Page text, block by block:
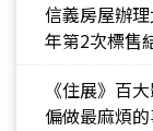
信義房屋辦
年第2次標售
《住展》百
偏做最麻煩